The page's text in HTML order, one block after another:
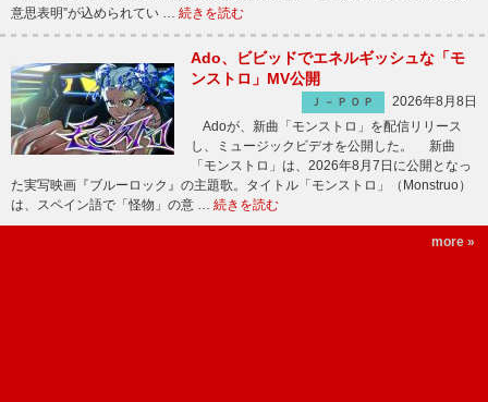
意思表明”が込められてい … 続きを読む
Ado、ビビッドでエネルギッシュな「モ
ンストロ」MV公開
Ｊ－ＰＯＰ
2026年8月8日
Adoが、新曲「モンストロ」を配信リリース
し、ミュージックビデオを公開した。 新曲
「モンストロ」は、2026年8月7日に公開となっ
た実写映画『ブルーロック』の主題歌。タイトル「モンストロ」（Monstruo）
は、スペイン語で「怪物」の意 … 続きを読む
more »